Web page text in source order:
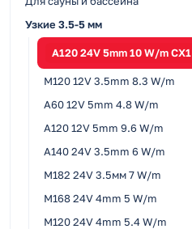
Узкие 3.5-5 мм
A120 24V 5mm 10 W/m CX1
M120 12V 3.5mm 8.3 W/m
A60 12V 5mm 4.8 W/m
A120 12V 5mm 9.6 W/m
A140 24V 3.5mm 6 W/m
M182 24V 3.5мм 7 W/m
M168 24V 4mm 5 W/m
M120 24V 4mm 5.4 W/m